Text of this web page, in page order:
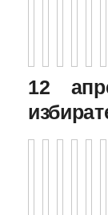
12